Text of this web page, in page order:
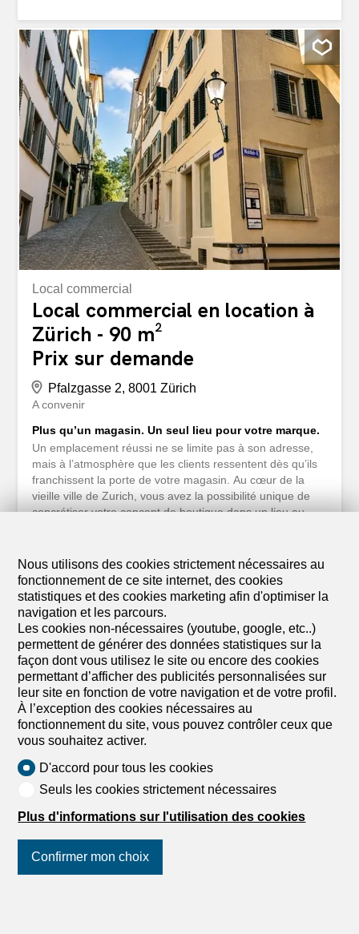
CHF 150.- (zzgl. MwSt) 1 monatige Kündigungsfrist
Unkomplizierter und schneller Vertragsabschluss Wir
freuen uns auf Ihre Kontaktaufnahme.
Local commercial
Local commercial en location à
Zürich - 90 m²
Prix sur demande
Pfalzgasse 2, 8001 Zürich
A convenir
Plus qu’un magasin. Un seul lieu pour votre marque.
Un emplacement réussi ne se limite pas à son adresse,
mais à l’atmosphère que les clients ressentent dès qu’ils
franchissent la porte de votre magasin. Au cœur de la
vieille ville de Zurich, vous avez la possibilité unique de
concrétiser votre concept de boutique dans un lieu au
citadine offrent le cadre idéal pour les marques qui
accordent de l’importance à la qualité, à l’individualité et à
une expérience d’achat inspirante. À la Pfalzgasse 2,
8001 Zurich, juste en dessous du Lindenhof, nous louons
ce local commercial polyvalent avec une surface de vente
d’environ 90m2 et des WC séparés. La surface est idéale
pour des concepts qui souhaitent mettre en avant la
qualité de leurs produits ou services. Qu’il s’agisse d’une
boutique, d’un concept store, d’une bijouterie, d’un
magasin de décoration intérieure, d’un...
1 2
Parking souterrain
Parking souterrain en location à
Zürich - Réf 11743.04.8013
Prix sur demande
Nous utilisons des cookies strictement nécessaires au
fonctionnement de ce site internet, des cookies
statistiques et des cookies marketing afin d'optimiser la
navigation et les parcours.
Les cookies non-nécessaires (youtube, google, etc..)
permettent de générer des données statistiques sur la
façon dont vous utilisez le site ou encore des cookies
permettant d’afficher des publicités personnalisées sur
leur site en fonction de votre navigation et de votre profil.
À l’exception des cookies nécessaires au
fonctionnement du site, vous pouvez contrôler ceux que
vous souhaitez activer.
D'accord pour tous les cookies
Seuls les cookies strictement nécessaires
Plus d'informations sur l'utilisation des cookies
Confirmer mon choix